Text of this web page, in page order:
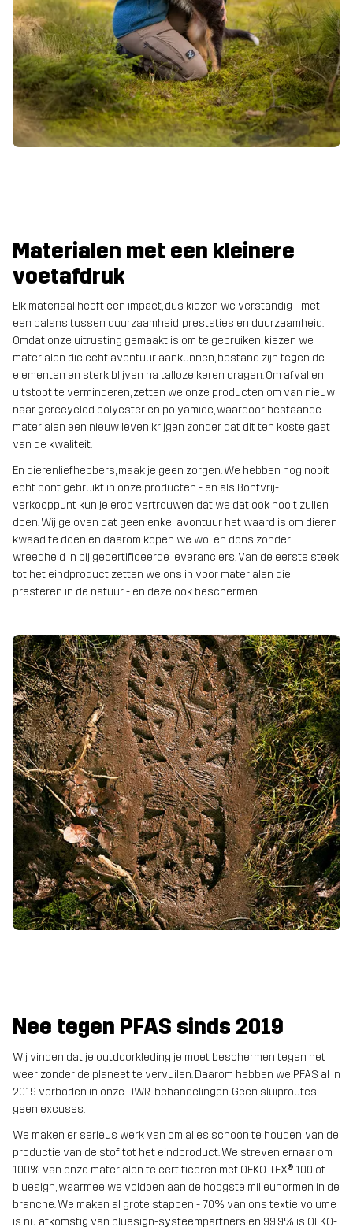
Materialen met een kleinere
voetafdruk
Elk materiaal heeft een impact, dus kiezen we verstandig - met
een balans tussen duurzaamheid, prestaties en duurzaamheid.
Omdat onze uitrusting gemaakt is om te gebruiken, kiezen we
materialen die echt avontuur aankunnen, bestand zijn tegen de
elementen en sterk blijven na talloze keren dragen. Om afval en
uitstoot te verminderen, zetten we onze producten om van nieuw
naar gerecycled polyester en polyamide, waardoor bestaande
materialen een nieuw leven krijgen zonder dat dit ten koste gaat
van de kwaliteit.
En dierenliefhebbers, maak je geen zorgen. We hebben nog nooit
echt bont gebruikt in onze producten - en als Bontvrij-
verkooppunt kun je erop vertrouwen dat we dat ook nooit zullen
doen. Wij geloven dat geen enkel avontuur het waard is om dieren
kwaad te doen en daarom kopen we wol en dons zonder
wreedheid in bij gecertificeerde leveranciers. Van de eerste steek
tot het eindproduct zetten we ons in voor materialen die
presteren in de natuur - en deze ook beschermen.
Nee tegen PFAS sinds 2019
Wij vinden dat je outdoorkleding je moet beschermen tegen het
weer zonder de planeet te vervuilen. Daarom hebben we PFAS al in
2019 verboden in onze DWR-behandelingen. Geen sluiproutes,
geen excuses.
We maken er serieus werk van om alles schoon te houden, van de
productie van de stof tot het eindproduct. We streven ernaar om
100% van onze materialen te certificeren met OEKO-TEX® 100 of
bluesign, waarmee we voldoen aan de hoogste milieunormen in de
branche. We maken al grote stappen - 70% van ons textielvolume
is nu afkomstig van bluesign-systeempartners en 99,9% is OEKO-